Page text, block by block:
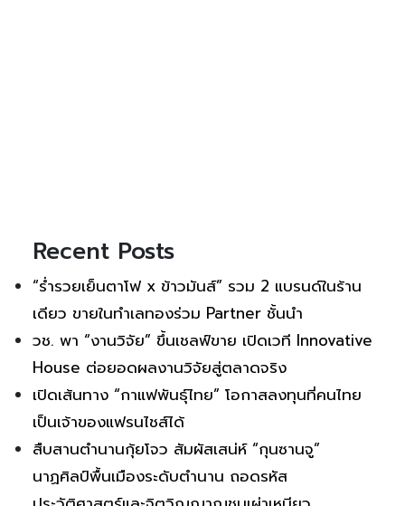
Recent Posts
“ร่ำรวยเย็นตาโฟ x ข้าวมันส์” รวม 2 แบรนด์ในร้าน
เดียว ขายในทำเลทองร่วม Partner ชั้นนำ
วช. พา “งานวิจัย” ขึ้นเชลฟ์ขาย เปิดเวที Innovative
House ต่อยอดผลงานวิจัยสู่ตลาดจริง
เปิดเส้นทาง “กาแฟพันธุ์ไทย” โอกาสลงทุนที่คนไทย
เป็นเจ้าของแฟรนไชส์ได้
สืบสานตำนานกุ้ยโจว สัมผัสเสน่ห์ “กุนซานจู”
นาฏศิลป์พื้นเมืองระดับตำนาน ถอดรหัส